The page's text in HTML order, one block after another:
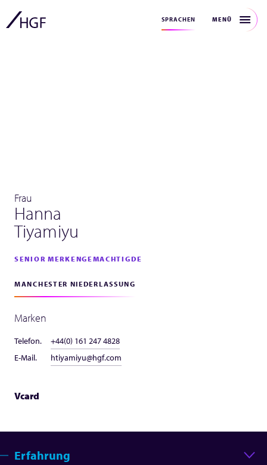
SPRACHEN MENÜ
Frau
Hanna
Tiyamiyu
SENIOR MERKENGEMACHTIGDE
MANCHESTER NIEDERLASSUNG
Marken
Telefon.
+44(0) 161 247 4828
E-Mail.
htiyamiyu@hgf.com
Vcard
Erfahrung